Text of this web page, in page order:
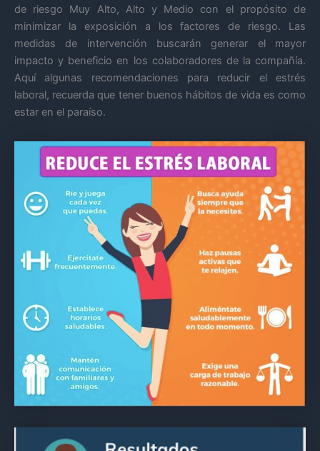
de riesgo Muy Alto, Alto y Medio con el propósito de
minimizar la exposición a los factores de riesgo. Las
medidas de intervención buscarán generar el mayor
impacto y beneficio en los colaboradores de la compañía.
Aquí algunas recomendaciones para reducir el estrés
laboral, recuerda que tener buenos hábitos de vida es como
estar en el paraíso.